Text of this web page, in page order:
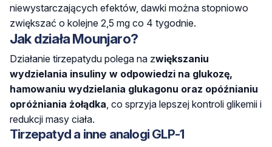
niewystarczających efektów, dawki można stopniowo
zwiększać o kolejne 2,5 mg co 4 tygodnie.
Jak działa Mounjaro?
Działanie tirzepatydu polega na zwiększaniu
wydzielania insuliny w odpowiedzi na glukozę,
hamowaniu wydzielania glukagonu oraz opóźnianiu
opróżniania żołądka, co sprzyja lepszej kontroli glikemii i
redukcji masy ciała.
Tirzepatyd a inne analogi GLP-1